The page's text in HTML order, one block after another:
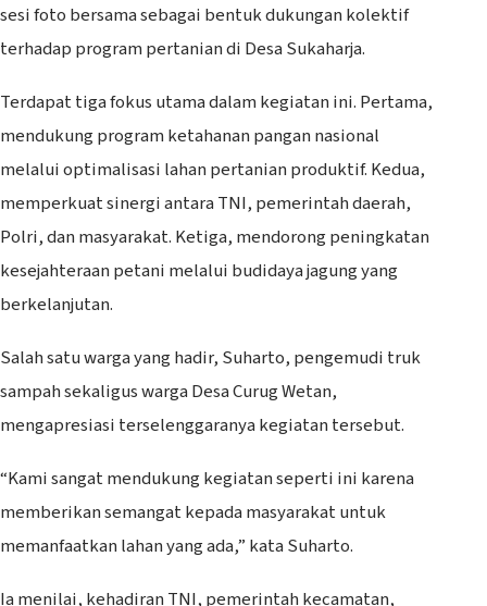
sesi foto bersama sebagai bentuk dukungan kolektif
terhadap program pertanian di Desa Sukaharja.
Terdapat tiga fokus utama dalam kegiatan ini. Pertama,
mendukung program ketahanan pangan nasional
melalui optimalisasi lahan pertanian produktif. Kedua,
memperkuat sinergi antara TNI, pemerintah daerah,
Polri, dan masyarakat. Ketiga, mendorong peningkatan
kesejahteraan petani melalui budidaya jagung yang
berkelanjutan.
Salah satu warga yang hadir, Suharto, pengemudi truk
sampah sekaligus warga Desa Curug Wetan,
mengapresiasi terselenggaranya kegiatan tersebut.
“Kami sangat mendukung kegiatan seperti ini karena
memberikan semangat kepada masyarakat untuk
memanfaatkan lahan yang ada,” kata Suharto.
Ia menilai, kehadiran TNI, pemerintah kecamatan,